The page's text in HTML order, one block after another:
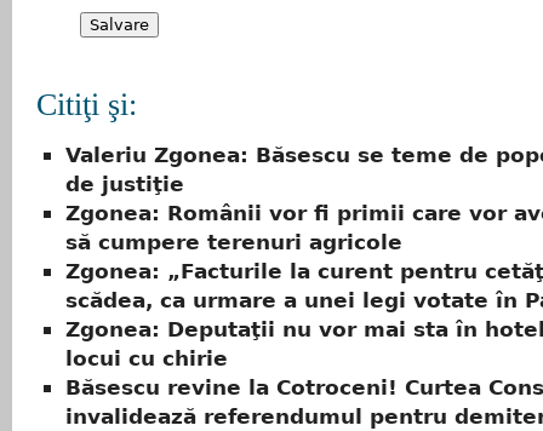
Citiţi şi:
Valeriu Zgonea: Băsescu se teme de
de justiţie
Zgonea: Românii vor fi primii care vor
să cumpere terenuri agricole
Zgonea: „Facturile la curent pentru
scădea, ca urmare a unei legi votate în
Zgonea: Deputaţii nu vor mai sta în
locui cu chirie
Băsescu revine la Cotroceni! Curtea
invalidează referendumul pentru